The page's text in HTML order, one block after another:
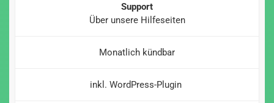
Support
Über unsere Hilfeseiten
Monatlich kündbar
inkl. WordPress-Plugin